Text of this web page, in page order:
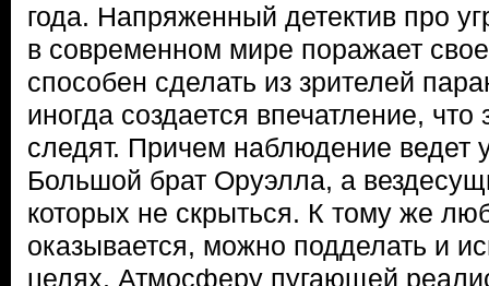
года. Напряженный детектив про
в современном мире поражает
способен сделать из зрителей
иногда создается впечатление,
следят. Причем наблюдение ведет
Большой брат Оруэлла, а
которых не скрыться. К тому же
оказывается, можно подделать и
целях. Атмосферу пугающей